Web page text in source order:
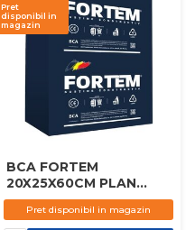
Pret
disponibil in
magazin
BCA FORTEM
20X25X60CM PLAN
D450
Pret disponibil in magazin